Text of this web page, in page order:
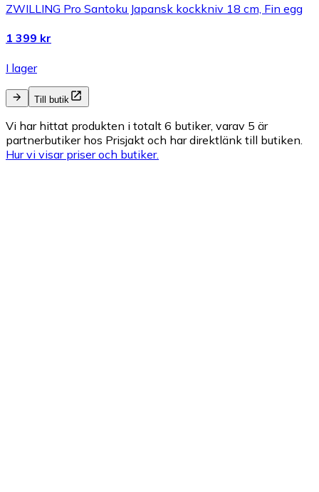
ZWILLING Pro Santoku Japansk kockkniv 18 cm, Fin egg
1 399 kr
I lager
Till butik
Vi har hittat produkten i totalt 6 butiker, varav 5 är
partnerbutiker hos Prisjakt och har direktlänk till butiken.
Hur vi visar priser och butiker.